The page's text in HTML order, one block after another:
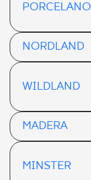
PORCELANO
NORDLAND
WILDLAND
MADERA
MINSTER